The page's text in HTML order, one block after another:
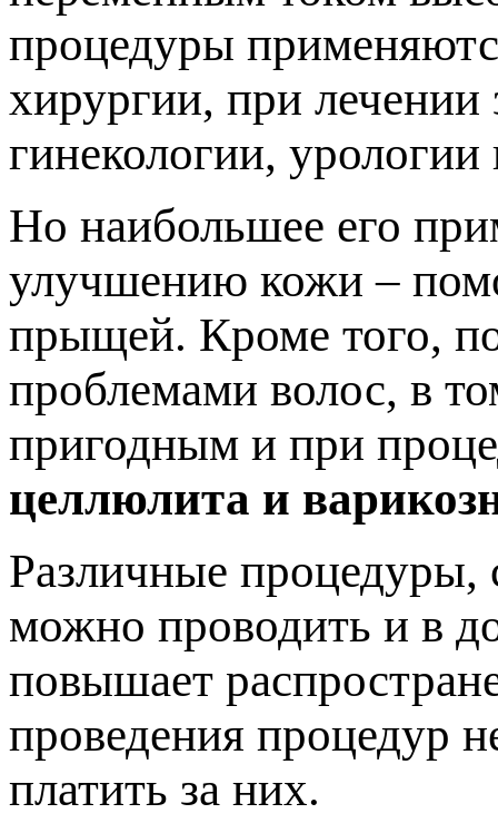
процедуры
хирургии, при лечении
гинекологии, урологии
Но наибольшее его
улучшению кожи –
прыщей. Кроме того,
проблемами волос, в
пригодным и при
целлюлита и
Различные процедуры,
можно проводить и в
повышает
проведения процедур
платить за них.